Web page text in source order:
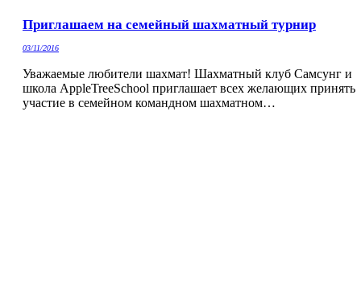
Приглашаем на семейный шахматный турнир
03/11/2016
Уважаемые любители шахмат! Шахматный клуб Самсунг и
школа AppleTreeSchool приглашает всех желающих принять
участие в семейном командном шахматном…